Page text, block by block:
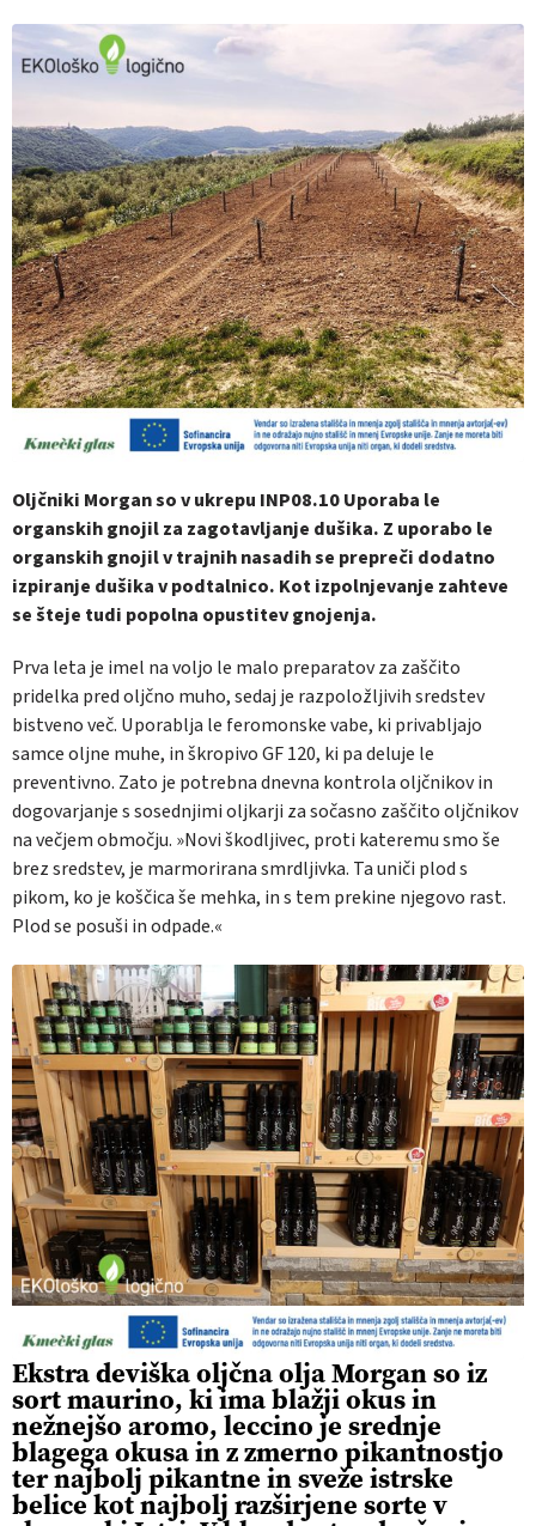
Oljčniki Morgan so v ukrepu INP08.10 Uporaba le
organskih gnojil za zagotavljanje dušika. Z uporabo le
organskih gnojil v trajnih nasadih se prepreči dodatno
izpiranje dušika v podtalnico. Kot izpolnjevanje zahteve
se šteje tudi popolna opustitev gnojenja.
Prva leta je imel na voljo le malo preparatov za zaščito
pridelka pred oljčno muho, sedaj je razpoložljivih sredstev
bistveno več. Uporablja le feromonske vabe, ki privabljajo
samce oljne muhe, in škropivo GF 120, ki pa deluje le
preventivno. Zato je potrebna dnevna kontrola oljčnikov in
dogovarjanje s sosednjimi oljkarji za sočasno zaščito oljčnikov
na večjem območju. »Novi škodljivec, proti kateremu smo še
brez sredstev, je marmorirana smrdljivka. Ta uniči plod s
pikom, ko je koščica še mehka, in s tem prekine njegovo rast.
Plod se posuši in odpade.«
Ekstra deviška oljčna olja Morgan so iz
sort maurino, ki ima blažji okus in
nežnejšo aromo, leccino je srednje
blagega okusa in z zmerno pikantnostjo
ter najbolj pikantne in sveže istrske
belice kot najbolj razširjene sorte v